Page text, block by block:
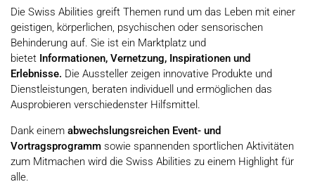
Die Swiss Abilities greift Themen rund um das Leben mit einer
geistigen, körperlichen, psychischen oder sensorischen
Behinderung auf. Sie ist ein Marktplatz und
bietet Informationen, Vernetzung, Inspirationen und
Erlebnisse. Die Aussteller zeigen innovative Produkte und
Dienstleistungen, beraten individuell und ermöglichen das
Ausprobieren verschiedenster Hilfsmittel.
Dank einem abwechslungsreichen Event- und
Vortragsprogramm sowie spannenden sportlichen Aktivitäten
zum Mitmachen wird die Swiss Abilities zu einem Highlight für
alle.